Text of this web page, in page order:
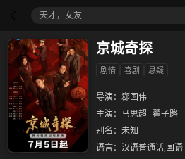
天才，女友
京城奇探
剧情 喜剧 悬疑
导演： 郄国伟
主演： 马思超 翟子路
别名： 未知
语言： 汉语普通话,国语